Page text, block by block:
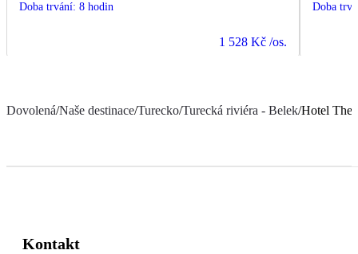
Doba trvání: 8 hodin
1 528 Kč /os.
Doba
Dovolená/Naše destinace/Turecko/Turecká riviéra - Belek/Hotel The
Kontakt